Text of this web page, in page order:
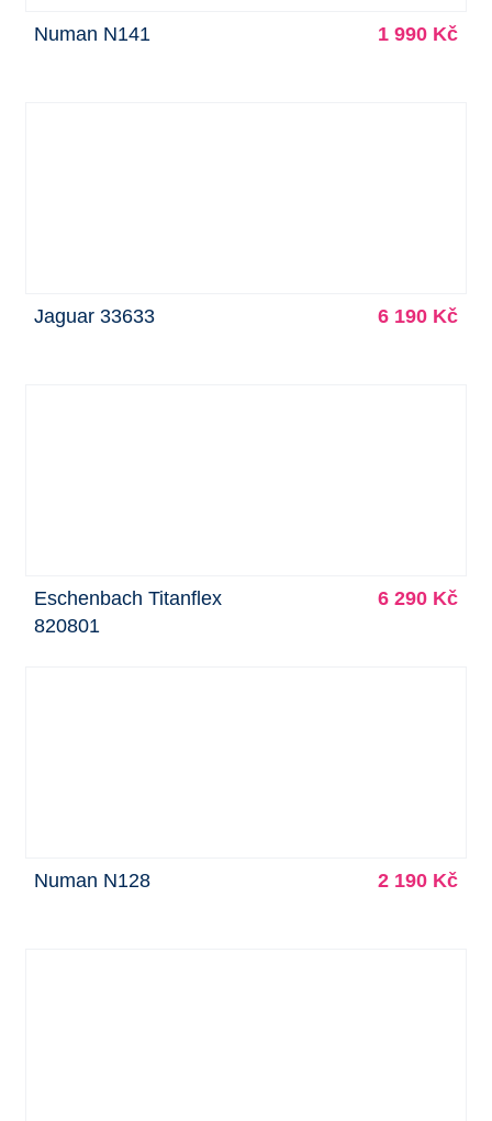
Numan N141 1 990 Kč
Jaguar 33633 6 190 Kč
Eschenbach Titanflex
820801
6 290 Kč
Numan N128 2 190 Kč